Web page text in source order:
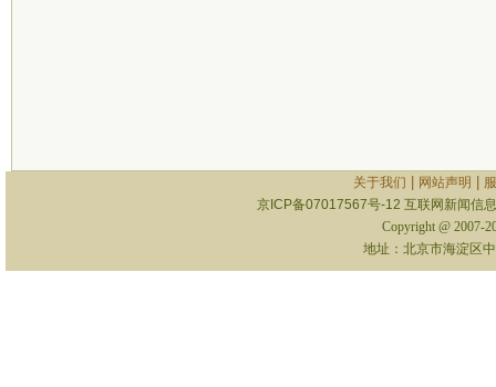
关于我们 网站声明
京ICP备07017567号-12 互联网新闻信
Copyright @ 2007-
地址：北京市海淀区